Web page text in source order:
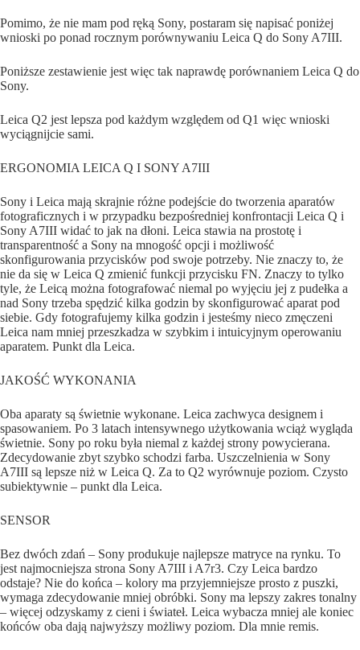
Pomimo, że nie mam pod ręką Sony, postaram się napisać poniżej
wnioski po ponad rocznym porównywaniu Leica Q do Sony A7III.
Poniższe zestawienie jest więc tak naprawdę porównaniem Leica Q do
Sony.
Leica Q2 jest lepsza pod każdym względem od Q1 więc wnioski
wyciągnijcie sami.
ERGONOMIA LEICA Q I SONY A7III
Sony i Leica mają skrajnie różne podejście do tworzenia aparatów
fotograficznych i w przypadku bezpośredniej konfrontacji Leica Q i
Sony A7III widać to jak na dłoni. Leica stawia na prostotę i
transparentność a Sony na mnogość opcji i możliwość
skonfigurowania przycisków pod swoje potrzeby. Nie znaczy to, że
nie da się w Leica Q zmienić funkcji przycisku FN. Znaczy to tylko
tyle, że Leicą można fotografować niemal po wyjęciu jej z pudełka a
nad Sony trzeba spędzić kilka godzin by skonfigurować aparat pod
siebie. Gdy fotografujemy kilka godzin i jesteśmy nieco zmęczeni
Leica nam mniej przeszkadza w szybkim i intuicyjnym operowaniu
aparatem. Punkt dla Leica.
JAKOŚĆ WYKONANIA
Oba aparaty są świetnie wykonane. Leica zachwyca designem i
spasowaniem. Po 3 latach intensywnego użytkowania wciąż wygląda
świetnie. Sony po roku była niemal z każdej strony powycierana.
Zdecydowanie zbyt szybko schodzi farba. Uszczelnienia w Sony
A7III są lepsze niż w Leica Q. Za to Q2 wyrównuje poziom. Czysto
subiektywnie – punkt dla Leica.
SENSOR
Bez dwóch zdań – Sony produkuje najlepsze matryce na rynku. To
jest najmocniejsza strona Sony A7III i A7r3. Czy Leica bardzo
odstaje? Nie do końca – kolory ma przyjemniejsze prosto z puszki,
wymaga zdecydowanie mniej obróbki. Sony ma lepszy zakres tonalny
– więcej odzyskamy z cieni i świateł. Leica wybacza mniej ale koniec
końców oba dają najwyższy możliwy poziom. Dla mnie remis.